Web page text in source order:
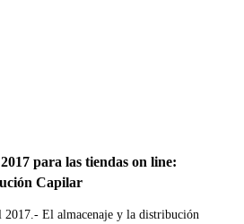
para las tiendas on line:
Capilar
2017.- El almacenaje y la distribución